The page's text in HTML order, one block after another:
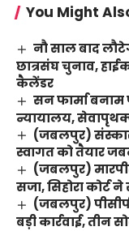
You Might
नौ साल बाद
छात्रसंघ चुनाव,
कैलेंडर
सन फार्मा बनाम
न्यायालय,
(जबलपुर) संस्कार
स्वागत को तैयार
(जबलपुर)
सजा, सिहोरा कोर्ट
(जबलपुर)
बड़ी कार्रवाई, तीन